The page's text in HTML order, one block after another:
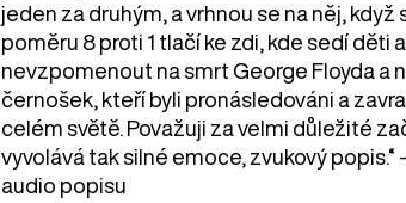
jeden za druhým, a vrhnou se na něj,
poměru 8 proti 1 tlačí ke zdi, kde sedí děti
nevzpomenout na smrt George Floyda a
černošek, kteří byli pronásledováni a
celém světě. Považuji za velmi důležité
vyvolává tak silné emoce, zvukový
audio popisu